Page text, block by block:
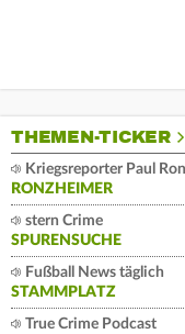
THEMEN-TICKER
Kriegsreporter Paul
RONZHEIMER
stern Crime
SPURENSUCHE
Fußball News täglich
STAMMPLATZ
True Crime Podcast